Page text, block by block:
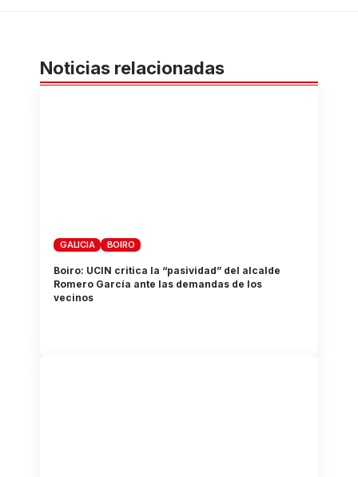
Noticias relacionadas
GALICIA BOIRO
Boiro: UCIN critica la “pasividad” del alcalde
Romero García ante las demandas de los
vecinos